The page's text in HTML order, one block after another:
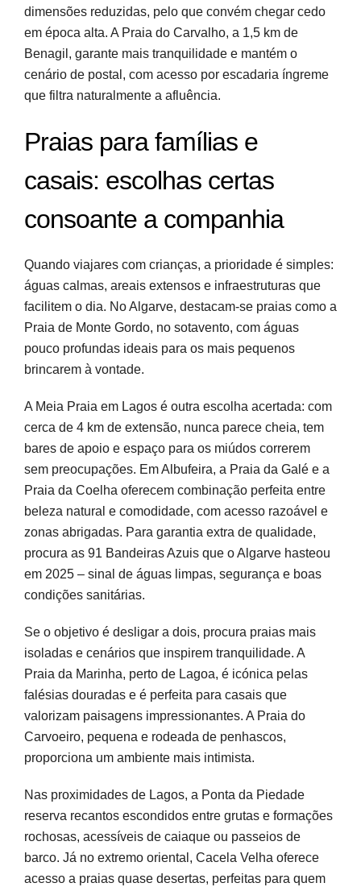
dimensões reduzidas, pelo que convém chegar cedo
em época alta. A Praia do Carvalho, a 1,5 km de
Benagil, garante mais tranquilidade e mantém o
cenário de postal, com acesso por escadaria íngreme
que filtra naturalmente a afluência.
Praias para famílias e
casais: escolhas certas
consoante a companhia
Quando viajares com crianças, a prioridade é simples:
águas calmas, areais extensos e infraestruturas que
facilitem o dia. No Algarve, destacam-se praias como a
Praia de Monte Gordo, no sotavento, com águas
pouco profundas ideais para os mais pequenos
brincarem à vontade.
A Meia Praia em Lagos é outra escolha acertada: com
cerca de 4 km de extensão, nunca parece cheia, tem
bares de apoio e espaço para os miúdos correrem
sem preocupações. Em Albufeira, a Praia da Galé e a
Praia da Coelha oferecem combinação perfeita entre
beleza natural e comodidade, com acesso razoável e
zonas abrigadas. Para garantia extra de qualidade,
procura as 91 Bandeiras Azuis que o Algarve hasteou
em 2025 – sinal de águas limpas, segurança e boas
condições sanitárias.
Se o objetivo é desligar a dois, procura praias mais
isoladas e cenários que inspirem tranquilidade. A
Praia da Marinha, perto de Lagoa, é icónica pelas
falésias douradas e é perfeita para casais que
valorizam paisagens impressionantes. A Praia do
Carvoeiro, pequena e rodeada de penhascos,
proporciona um ambiente mais intimista.
Nas proximidades de Lagos, a Ponta da Piedade
reserva recantos escondidos entre grutas e formações
rochosas, acessíveis de caiaque ou passeios de
barco. Já no extremo oriental, Cacela Velha oferece
acesso a praias quase desertas, perfeitas para quem